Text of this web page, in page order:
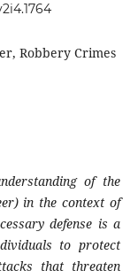
Robbery Crimes
of the
in the context of
defense is a
to protect
that threaten